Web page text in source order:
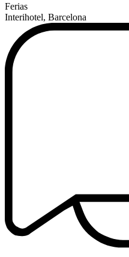
Ferias
Interihotel, Barcelona